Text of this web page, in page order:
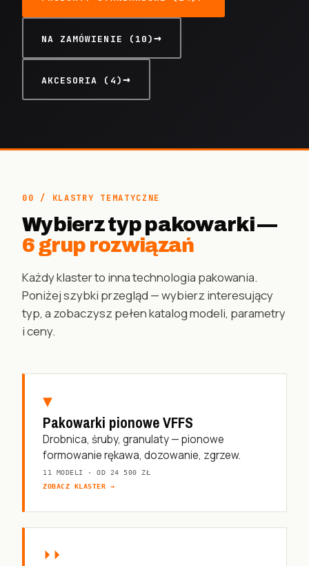
NA ZAMÓWIENIE (10)
AKCESORIA (4)
00 / KLASTRY TEMATYCZNE
Wybierz typ pakowarki —
6 grup rozwiązań
Każdy klaster to inna technologia pakowania.
Poniżej szybki przegląd — wybierz interesujący
typ, a zobaczysz pełen katalog modeli, parametry
i ceny.
▼
Pakowarki pionowe VFFS
Drobnica, śruby, granulaty — pionowe
formowanie rękawa, dozowanie, zgrzew.
11 MODELI · OD 24 500 ZŁ
ZOBACZ KLASTER →
⏵⏵